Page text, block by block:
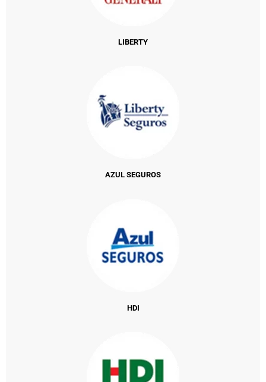
LIBERTY
AZUL SEGUROS
HDI